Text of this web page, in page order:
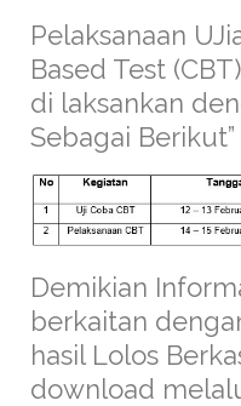
Pelaksanaan
Based Test
di laksankan
Sebagai Berikut”
Demikian
berkaitan
hasil Lolos
download